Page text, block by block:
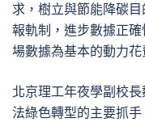
求，樹立與節能降碳
報軌制，進步數據正
場數據為基本的動力
北京理工年夜學副校
法綠色轉型的主要抓